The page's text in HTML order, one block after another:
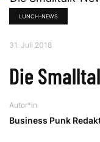
LUNCH-NEWS
31. Juli 2018
Die
Autor*in
Business Punk